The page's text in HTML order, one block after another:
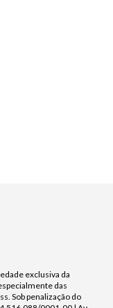
exclusiva da
das
Sob penalização do